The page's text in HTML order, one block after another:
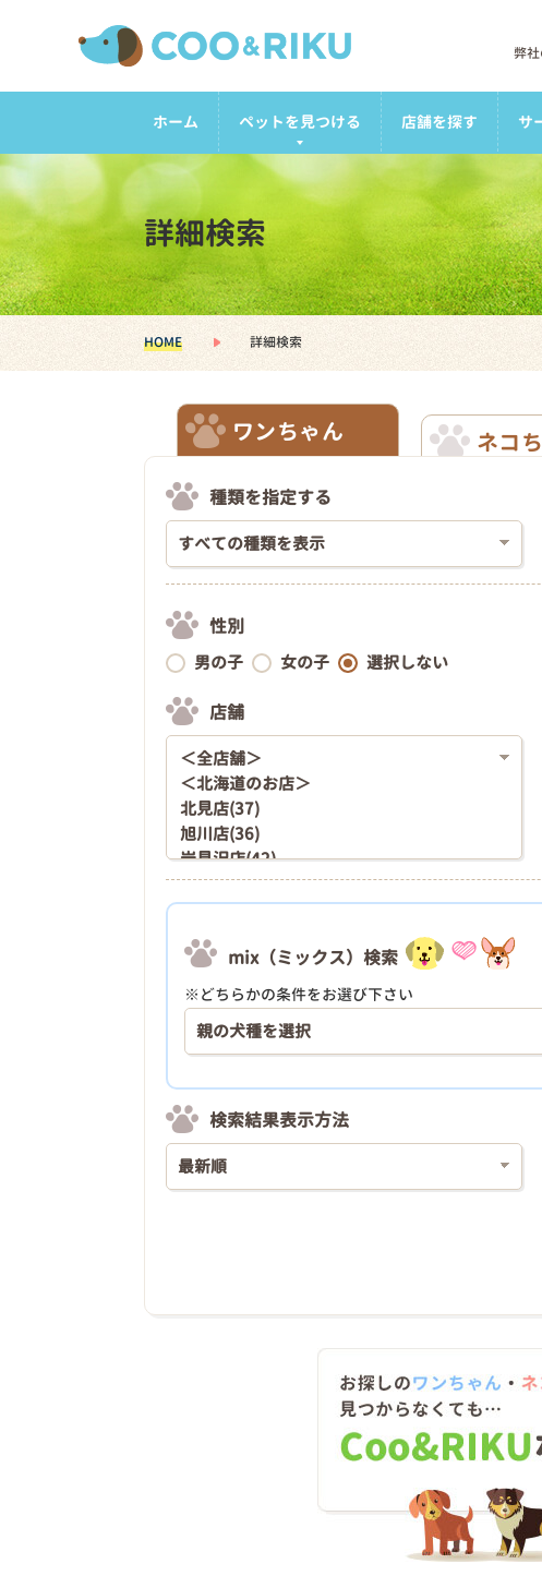
弊
ホーム ペットを見つける 店舗を探す サ
詳細検索
HOME 詳細検索
ワンちゃん ネコ
種類を指定する
性別
男の子 女の子 選択しない
店舗
mix（ミックス）検索
※どちらかの条件をお選び下さい
検索結果表示方法